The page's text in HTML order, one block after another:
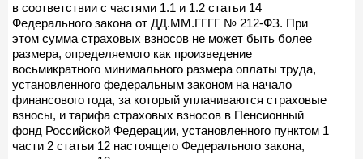
в соответствии с частями 1.1 и 1.2 статьи 14
Федерального закона от ДД.ММ.ГГГГ № 212-ФЗ. При
этом сумма страховых взносов не может быть более
размера, определяемого как произведение
восьмикратного минимального размера оплаты труда,
установленного федеральным законом на начало
финансового года, за который уплачиваются страховые
взносы, и тарифа страховых взносов в Пенсионный
фонд Российской Федерации, установленного пунктом 1
части 2 статьи 12 настоящего Федерального закона,